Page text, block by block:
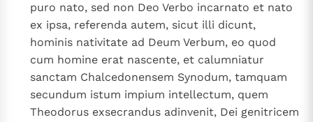
puro nato, sed non Deo Verbo incarnato et nato
ex ipsa, referenda autem, sicut illi dicunt,
hominis nativitate ad Deum Verbum, eo quod
cum homine erat nascente, et calumniatur
sanctam Chalcedonensem Synodum, tamquam
secundum istum impium intellectum, quem
Theodorus exsecrandus adinvenit, Dei genitricem